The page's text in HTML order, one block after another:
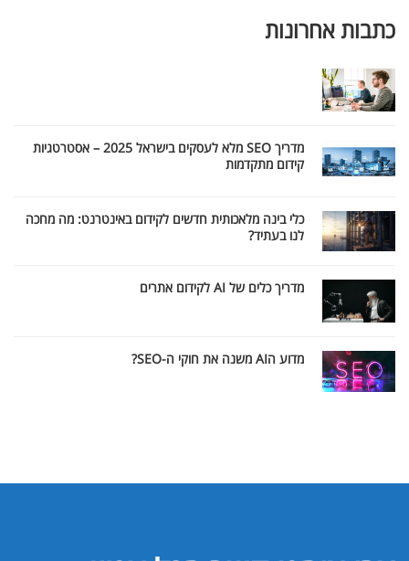
כתבות אחרונות
מדריך SEO מלא לעסקים בישראל 2025 – אסטרטגיות
קידום מתקדמות
כלי בינה מלאכותית חדשים לקידום באינטרנט: מה מחכה
לנו בעתיד?
מדריך כלים של AI לקידום אתרים
מדוע הAI משנה את חוקי ה-SEO?